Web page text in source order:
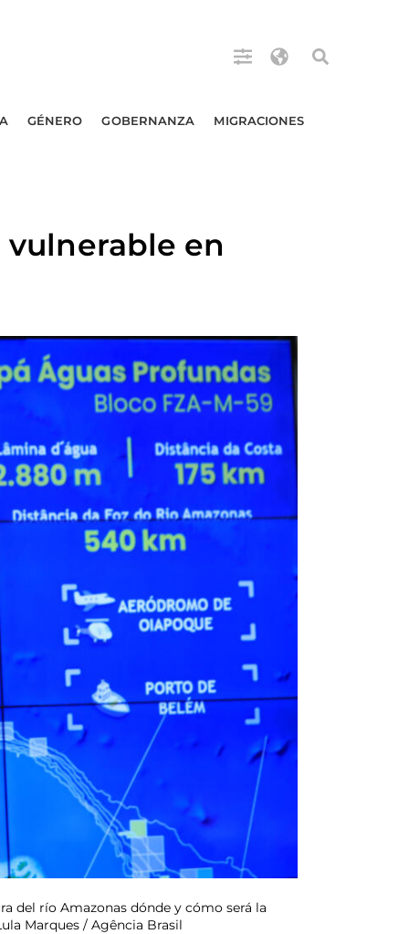
GÉNERO GOBERNANZA MIGRACIONES
en
del río Amazonas dónde y cómo será la
Marques / Agência Brasil